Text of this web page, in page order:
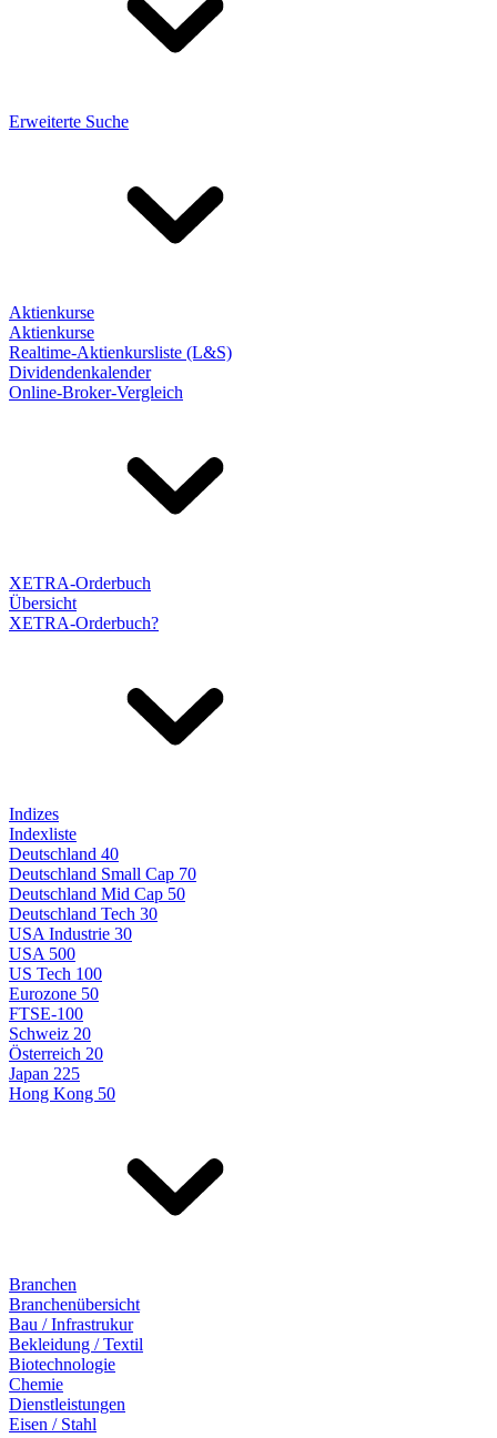
Erweiterte Suche
Aktienkurse
Aktienkurse
Realtime-Aktienkursliste (L&S)
Dividendenkalender
Online-Broker-Vergleich
XETRA-Orderbuch
Übersicht
XETRA-Orderbuch?
Indizes
Indexliste
Deutschland 40
Deutschland Small Cap 70
Deutschland Mid Cap 50
Deutschland Tech 30
USA Industrie 30
USA 500
US Tech 100
Eurozone 50
FTSE-100
Schweiz 20
Österreich 20
Japan 225
Hong Kong 50
Branchen
Branchenübersicht
Bau / Infrastrukur
Bekleidung / Textil
Biotechnologie
Chemie
Dienstleistungen
Eisen / Stahl